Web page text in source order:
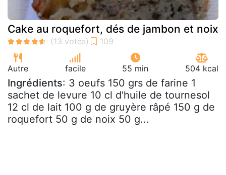
Cake au roquefort, dés de jambon et noix
Autre facile 55 min 504 kcal
Ingrédients: 3 oeufs 150 grs de farine 1
sachet de levure 10 cl d'huile de tournesol
12 cl de lait 100 g de gruyère râpé 150 g de
roquefort 50 g de noix 50 g...